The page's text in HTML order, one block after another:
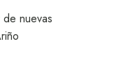
nuevas